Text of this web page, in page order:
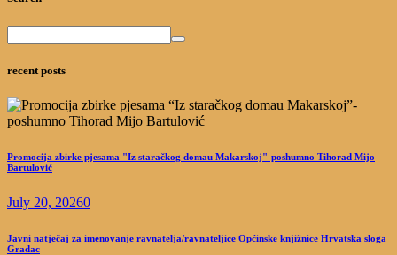
recent posts
Promocija zbirke pjesama "Iz staračkog domau Makarskoj"-poshumno Tihorad Mijo
Bartulović
July 20, 20260
Javni natječaj za imenovanje ravnatelja/ravnateljice Općinske knjižnice Hrvatska sloga
Gradac